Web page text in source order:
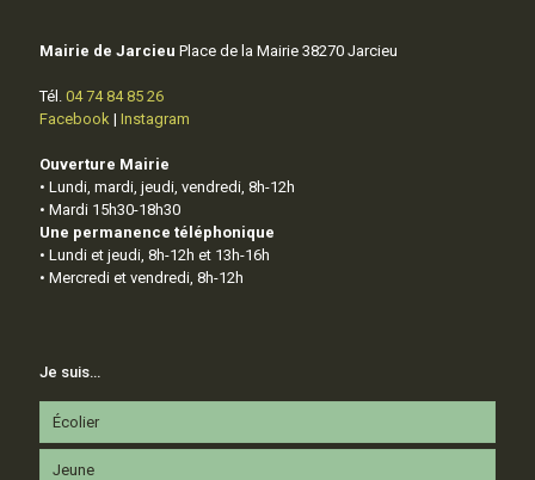
Mairie de Jarcieu Place de la Mairie 38270 Jarcieu
Tél. 04 74 84 85 26
Facebook | Instagram
Ouverture Mairie
• Lundi, mardi, jeudi, vendredi, 8h-12h
• Mardi 15h30-18h30
Une permanence téléphonique
• Lundi et jeudi, 8h-12h et 13h-16h
• Mercredi et vendredi, 8h-12h
Je suis…
Écolier
Jeune